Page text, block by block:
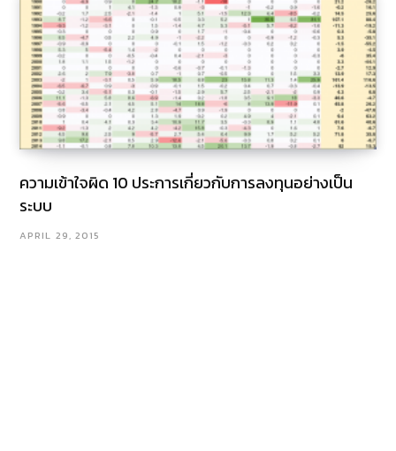
ความเข้าใจผิด 10 ประการเกี่ยวกับการลงทุนอย่างเป็น
ระบบ
APRIL 29, 2015